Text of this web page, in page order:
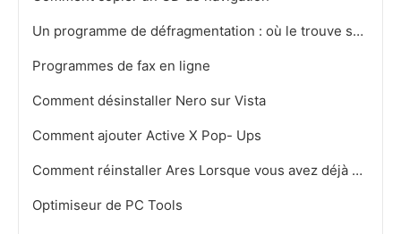
Un programme de défragmentation : où le trouve sur XP dans Windows
Programmes de fax en ligne
Comment désinstaller Nero sur Vista
Comment ajouter Active X Pop- Ups
Comment réinstaller Ares Lorsque vous avez déjà payé
Optimiseur de PC Tools